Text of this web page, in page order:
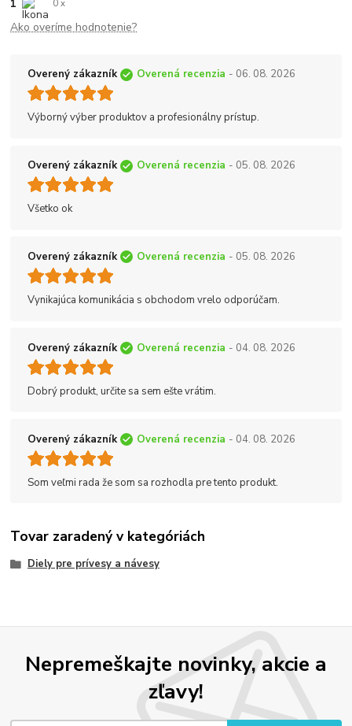
1 0 x
Ako overíme hodnotenie?
Overený zákazník Overená recenzia - 06. 08. 2026
Výborný výber produktov a profesionálny prístup.
Overený zákazník Overená recenzia - 05. 08. 2026
Všetko ok
Overený zákazník Overená recenzia - 05. 08. 2026
Vynikajúca komunikácia s obchodom vrelo odporúčam.
Overený zákazník Overená recenzia - 04. 08. 2026
Dobrý produkt, určite sa sem ešte vrátim.
Overený zákazník Overená recenzia - 04. 08. 2026
Som veľmi rada že som sa rozhodla pre tento produkt.
Tovar zaradený v kategóriách
Diely pre prívesy a návesy
Nepremeškajte novinky, akcie a
zľavy!